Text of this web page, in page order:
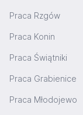
Praca Rzgów
Praca Konin
Praca Świątniki
Praca Grabienice
Praca Młodojewo